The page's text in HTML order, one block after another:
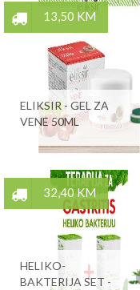
13,50 KM
ELIKSIR - GEL ZA
VENE 50ML
32,40 KM
HELIKO-
BAKTERIJA SET -